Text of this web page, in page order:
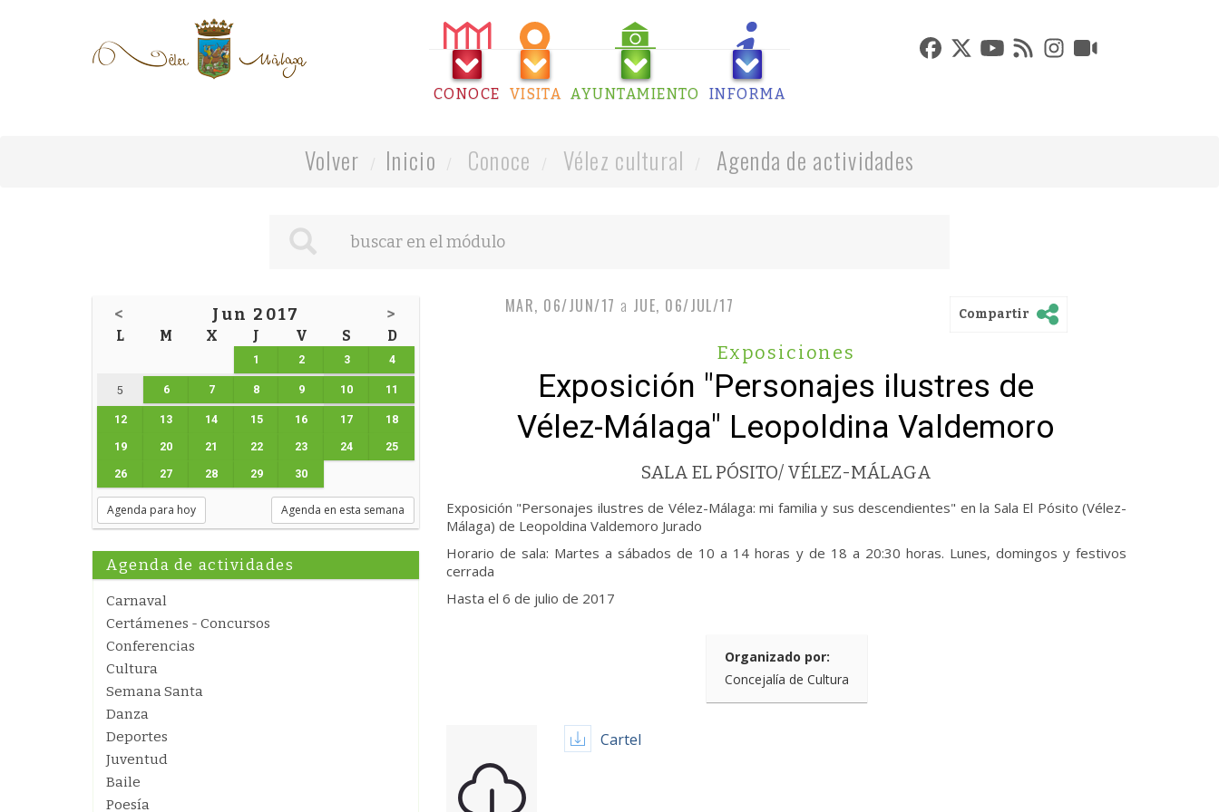
CONOCE VISITA AYUNTAMIENTO INFORMA
Volver Inicio Conoce Vélez cultural Agenda de actividades
< Jun 2017 >
L M X J V S D
1 2 3 4
5 6 7 8 9 10 11
12 13 14 15 16 17 18
19 20 21 22 23 24 25
26 27 28 29 30
Agenda para hoy Agenda en esta semana
Agenda de actividades
Carnaval
Certámenes - Concursos
Conferencias
Cultura
Semana Santa
Danza
Deportes
Juventud
Baile
Poesía
MAR, 06/JUN/17 a JUE, 06/JUL/17 Compartir
Exposiciones
Exposición "Personajes ilustres de
Vélez-Málaga" Leopoldina Valdemoro
SALA EL PÓSITO/ VÉLEZ-MÁLAGA
Exposición "Personajes ilustres de Vélez-Málaga: mi familia y sus descendientes" en la Sala El Pósito (Vélez-
Málaga) de Leopoldina Valdemoro Jurado
Horario de sala: Martes a sábados de 10 a 14 horas y de 18 a 20:30 horas. Lunes, domingos y festivos
cerrada
Hasta el 6 de julio de 2017
Organizado por:
Concejalía de Cultura
Cartel